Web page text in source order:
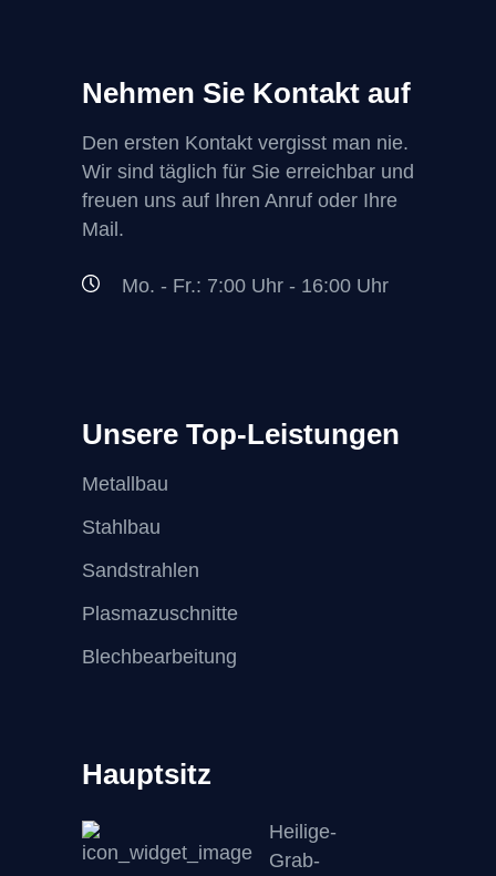
Nehmen Sie Kontakt auf
Den ersten Kontakt vergisst man nie.
Wir sind täglich für Sie erreichbar und
freuen uns auf Ihren Anruf oder Ihre
Mail.
Mo. - Fr.: 7:00 Uhr - 16:00 Uhr
Unsere Top-Leistungen
Metallbau
Stahlbau
Sandstrahlen
Plasmazuschnitte
Blechbearbeitung
Hauptsitz
Heilige-
Grab-